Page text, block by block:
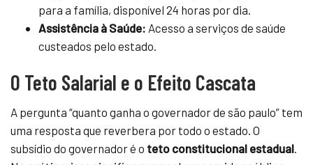
para a família, disponível 24 horas por dia.
Assistência à Saúde: Acesso a serviços de saúde
custeados pelo estado.
O Teto Salarial e o Efeito Cascata
A pergunta “quanto ganha o governador de são paulo” tem
uma resposta que reverbera por todo o estado. O
subsídio do governador é o teto constitucional estadual.